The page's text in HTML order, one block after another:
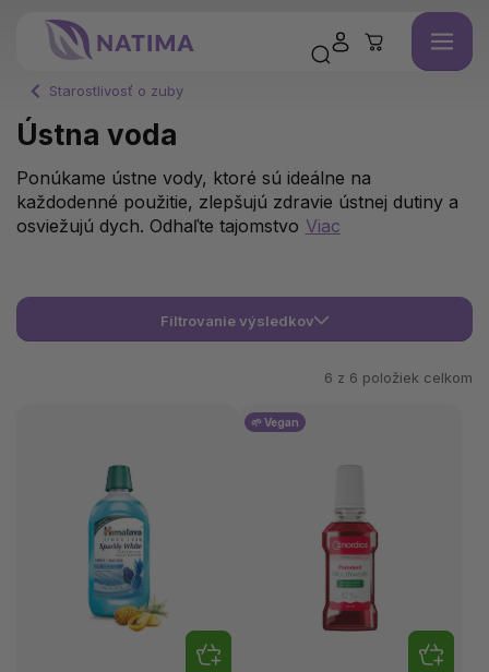
Starostlivosť o zuby
Ústna voda
Ponúkame ústne vody, ktoré sú ideálne na
každodenné použitie, zlepšujú zdravie ústnej dutiny a
osviežujú dych. Odhaľte tajomstvo Viac
Filtrovanie výsledkov
6 z 6 položiek celkom
🌱 Vegan